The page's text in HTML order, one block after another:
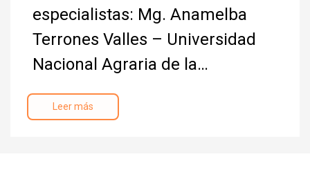
especialistas: Mg. Anamelba
Terrones Valles – Universidad
Nacional Agraria de la…
Leer más